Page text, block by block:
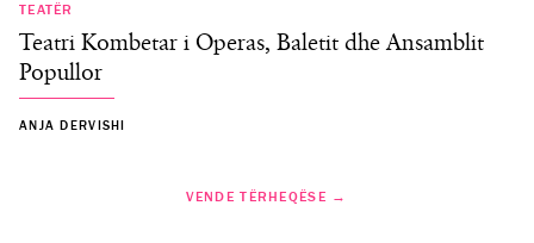
TEATËR
Teatri Kombetar i Operas, Baletit dhe Ansamblit
Popullor
ANJA DERVISHI
VENDE TËRHEQËSE →